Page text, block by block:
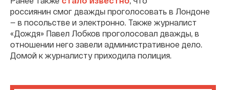
россиянин смог дважды проголосовать в Лондоне
— в посольстве и электронно. Также журналист
«Дождя» Павел Лобков проголосовал дважды, в
отношении него завели административное дело.
Домой к журналисту приходила полиция.